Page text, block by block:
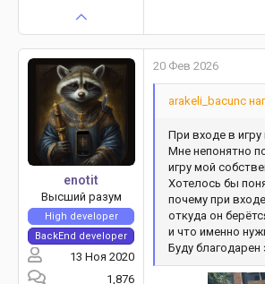
enotit
Высший разум
High developer
BackEnd developer
13 Ноя 2020
1,876
20 Фев 2026
arakeli_bacunc
При входе в
Мне непонятно
игру мой
Хотелось бы
почему при
откуда он
и что именно
Буду